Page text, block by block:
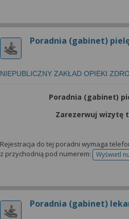
Poradnia (gabinet)
NIEPUBLICZNY ZAKŁAD OPIEKI
Poradnia (gabinet)
Zarezerwuj wizytę
Rejestracja do tej poradni wymaga
z przychodnią pod numerem:
Wyświetl
Poradnia (gabinet)